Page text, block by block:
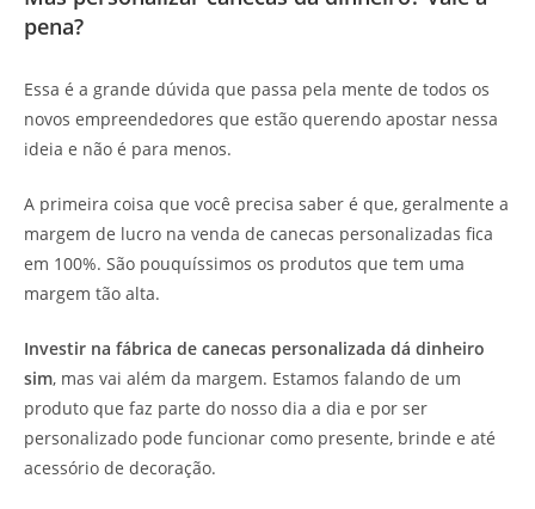
pena?
Essa é a grande dúvida que passa pela mente de todos os
novos empreendedores que estão querendo apostar nessa
ideia e não é para menos.
A primeira coisa que você precisa saber é que, geralmente a
margem de lucro na venda de canecas personalizadas fica
em 100%. São pouquíssimos os produtos que tem uma
margem tão alta.
Investir na fábrica de canecas personalizada dá dinheiro
sim, mas vai além da margem. Estamos falando de um
produto que faz parte do nosso dia a dia e por ser
personalizado pode funcionar como presente, brinde e até
acessório de decoração.